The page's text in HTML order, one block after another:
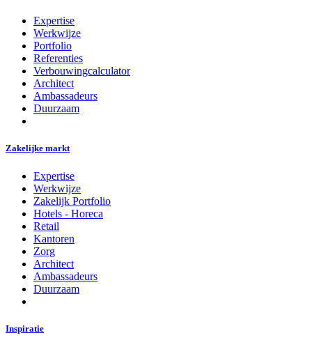
Expertise
Werkwijze
Portfolio
Referenties
Verbouwingcalculator
Architect
Ambassadeurs
Duurzaam
Zakelijke markt
Expertise
Werkwijze
Zakelijk Portfolio
Hotels - Horeca
Retail
Kantoren
Zorg
Architect
Ambassadeurs
Duurzaam
Inspiratie